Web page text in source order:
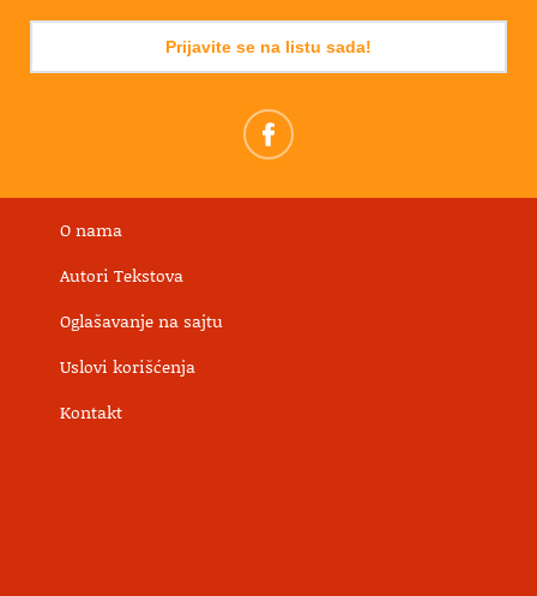
Prijavite se na listu sada!
O nama
Autori Tekstova
Oglašavanje na sajtu
Uslovi korišćenja
Kontakt